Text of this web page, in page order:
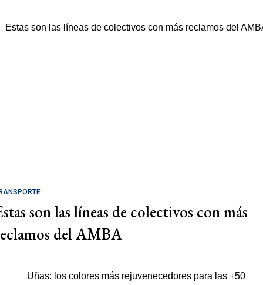
son las líneas de colectivos con más
del AMBA